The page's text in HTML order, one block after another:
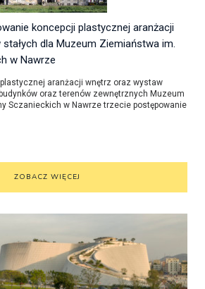
koncepcji plastycznej aranżacji
dla Muzeum Ziemiaństwa im.
w Nawrze
aranżacji wnętrz oraz wystaw
oraz terenów zewnętrznych Muzeum
Sczanieckich w Nawrze trzecie postępowanie
ZOBACZ WIĘCEJ